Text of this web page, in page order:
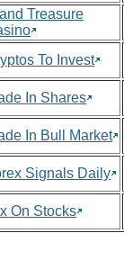
Treasure
To Invest
In Shares
In Bull Market
Signals Daily
On Stocks